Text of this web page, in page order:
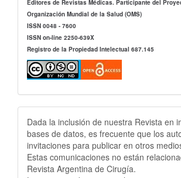
Editores de Revistas Médicas. Participante del
Organización Mundial de la Salud (OMS)
ISSN 0048 - 7600
ISSN on-line 2250-639X
Registro de la Propiedad Intelectual 687.145
Publicidad
Dada la inclusión de nuestra Revista en
bases de datos, es frecuente que los
invitaciones para publicar en otros
Estas comunicaciones no están
Revista Argentina de Cirugía.